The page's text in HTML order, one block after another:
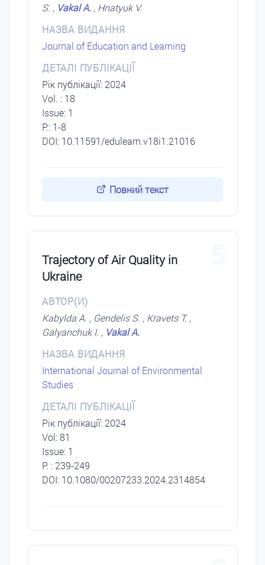
S. , Vakal A. , Hnatyuk V.
НАЗВА ВИДАННЯ
Journal of Education and Learning
ДЕТАЛІ ПУБЛІКАЦІЇ
Рік публікації: 2024
Vol. : 18
Issue: 1
P.: 1-8
DOI: 10.11591/edulearn.v18i1.21016
Повний текст
Trajectory of Air Quality in
Ukraine
АВТОР(И)
Kabylda A. , Gendelis S. , Kravets T. ,
Galyanchuk I. , Vakal A.
НАЗВА ВИДАННЯ
International Journal of Environmental
Studies
ДЕТАЛІ ПУБЛІКАЦІЇ
Рік публікації: 2024
Vol: 81
Issue: 1
P. : 239-249
DOI: 10.1080/00207233.2024.2314854